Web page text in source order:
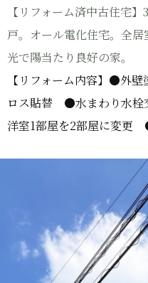
【リフォーム済中古住宅
戸。オール電化住宅。全
光で陽当たり良好の家。
【リフォーム内容】●外
ロス貼替 ●水まわり水
洋室1部屋を2部屋に変